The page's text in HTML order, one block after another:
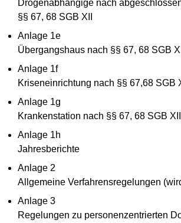
Drogenabhängige nach
§§ 67, 68 SGB XII
Anlage 1e
Übergangshaus nach §§ 67, 68 SGB XII
Anlage 1f
Kriseneinrichtung nach §§ 67,68 SGB
Anlage 1g
Krankenstation nach §§ 67, 68 SGB XII
Anlage 1h
Jahresberichte
Anlage 2
Allgemeine Verfahrensregelungen
Anlage 3
Regelungen zu personenzentrierten